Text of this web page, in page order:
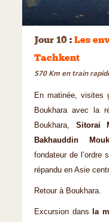
Jour 10 : Les
Tachkent
570 Km en train
En matinée, visites
Boukhara avec la
Boukhara, Sitorai
Bakhauddin
fondateur de l’ordre
répandu en Asie
Retour à Boukhara.
Excursion dans
la